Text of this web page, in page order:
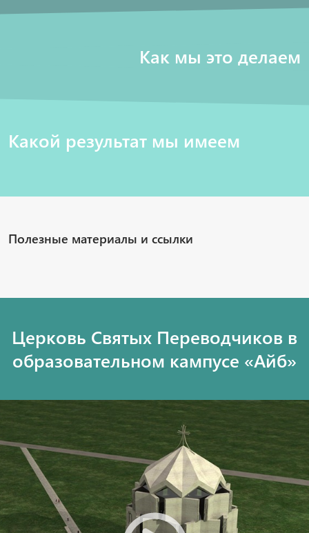
Как мы это делаем
Какой результат мы имеем
Полезные материалы и ссылки
Церковь Святых Переводчиков в
образовательном кампусе «Айб»